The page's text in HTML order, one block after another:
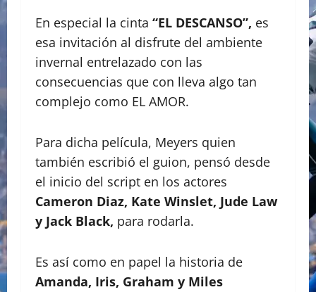
En especial la cinta “EL DESCANSO”, es
esa invitación al disfrute del ambiente
invernal entrelazado con las
consecuencias que con lleva algo tan
complejo como EL AMOR.
Para dicha película, Meyers quien
también escribió el guion, pensó desde
el inicio del script en los actores
Cameron Diaz, Kate Winslet, Jude Law
y Jack Black, para rodarla.
Es así como en papel la historia de
Amanda, Iris, Graham y Miles